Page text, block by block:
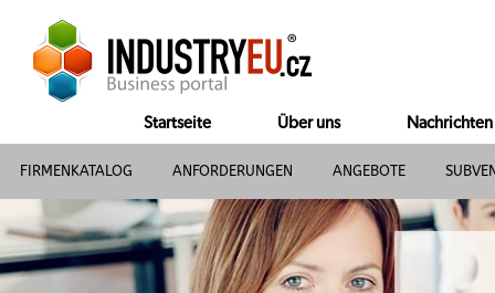
Startseite Über uns Nachrichten
FIRMENKATALOG ANFORDERUNGEN ANGEBOTE